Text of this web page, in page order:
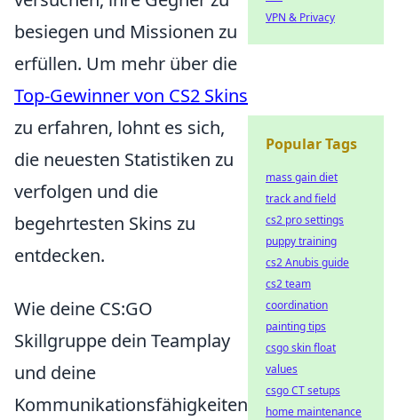
besiegen und Missionen zu
erfüllen. Um mehr über die
Top-Gewinner von CS2 Skins
zu erfahren, lohnt es sich,
die neuesten Statistiken zu
verfolgen und die
begehrtesten Skins zu
entdecken.
Wie deine CS:GO
Skillgruppe dein Teamplay
und deine
Kommunikationsfähigkeiten
VPN & Privacy
Popular Tags
mass gain diet
track and field
cs2 pro settings
puppy training
cs2 Anubis guide
cs2 team
coordination
painting tips
csgo skin float
values
csgo CT setups
home maintenance